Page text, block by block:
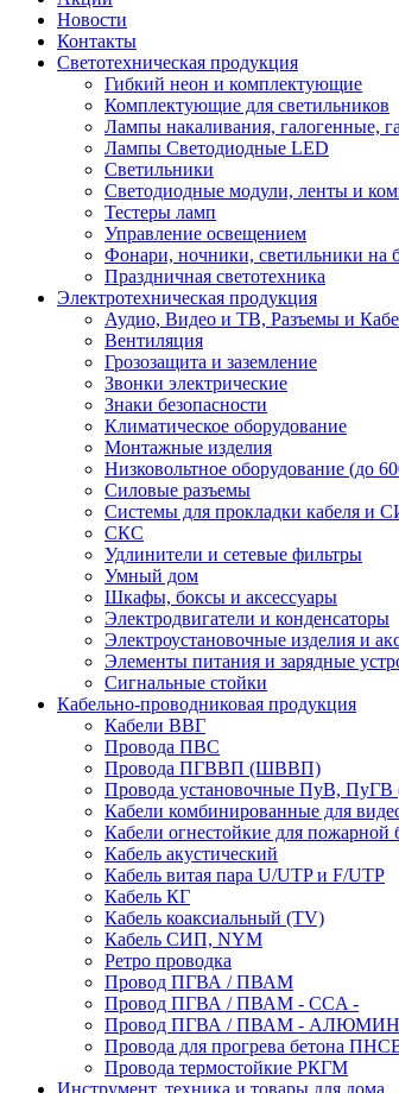
Новости
Контакты
Светотехническая продукция
Гибкий неон и комплектующие
Комплектующие для светильников
Лампы накаливания, галогенные,
Лампы Светодиодные LED
Светильники
Светодиодные модули, ленты и
Тестеры ламп
Управление освещением
Фонари, ночники, светильники на
Праздничная светотехника
Электротехническая продукция
Аудио, Видео и ТВ, Разъемы и
Вентиляция
Грозозащита и заземление
Звонки электрические
Знаки безопасности
Климатическое оборудование
Монтажные изделия
Низковольтное оборудование (до
Силовые разъемы
Системы для прокладки кабеля и
СКС
Удлинители и сетевые фильтры
Умный дом
Шкафы, боксы и аксессуары
Электродвигатели и конденсаторы
Электроустановочные изделия и
Элементы питания и зарядные
Сигнальные стойки
Кабельно-проводниковая продукция
Кабели ВВГ
Провода ПВС
Провода ПГВВП (ШВВП)
Провода установочные ПуВ,
Кабели комбинированные для
Кабели огнестойкие для пожарной
Кабель акустический
Кабель витая пара U/UTP и F/UTP
Кабель КГ
Кабель коаксиальный (TV)
Кабель СИП, NYM
Ретро проводка
Провод ПГВА / ПВАМ
Провод ПГВА / ПВАМ - CCA -
Провод ПГВА / ПВАМ -
Провода для прогрева бетона
Провода термостойкие РКГМ
Инструмент, техника и товары для дома